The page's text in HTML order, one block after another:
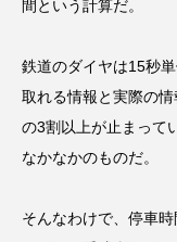
間という計算だ。
鉄道のダイヤは15秒
取れる情報と実際の
の3割以上が止まって
なかなかのものだ。
そんなわけで、停車